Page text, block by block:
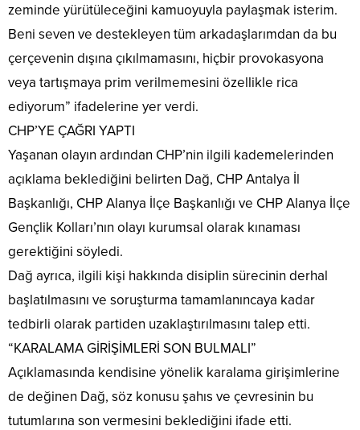
zeminde yürütüleceğini kamuoyuyla paylaşmak isterim.
Beni seven ve destekleyen tüm arkadaşlarımdan da bu
çerçevenin dışına çıkılmamasını, hiçbir provokasyona
veya tartışmaya prim verilmemesini özellikle rica
ediyorum” ifadelerine yer verdi.
CHP’YE ÇAĞRI YAPTI
Yaşanan olayın ardından CHP’nin ilgili kademelerinden
açıklama beklediğini belirten Dağ, CHP Antalya İl
Başkanlığı, CHP Alanya İlçe Başkanlığı ve CHP Alanya İlçe
Gençlik Kolları’nın olayı kurumsal olarak kınaması
gerektiğini söyledi.
Dağ ayrıca, ilgili kişi hakkında disiplin sürecinin derhal
başlatılmasını ve soruşturma tamamlanıncaya kadar
tedbirli olarak partiden uzaklaştırılmasını talep etti.
“KARALAMA GİRİŞİMLERİ SON BULMALI”
Açıklamasında kendisine yönelik karalama girişimlerine
de değinen Dağ, söz konusu şahıs ve çevresinin bu
tutumlarına son vermesini beklediğini ifade etti.